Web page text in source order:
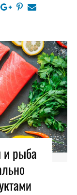
рыба